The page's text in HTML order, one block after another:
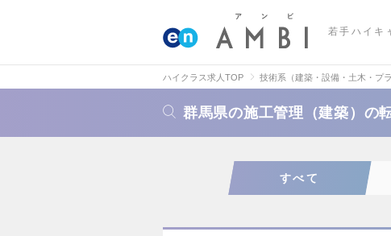
若手ハイキ
ハイクラス求人TOP 技術系（建築・設備・土木・プラ
群馬県の施工管理（建築）の
すべて